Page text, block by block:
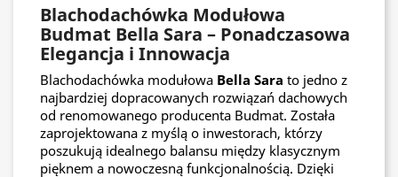
Blachodachówka Modułowa
Budmat Bella Sara – Ponadczasowa
Elegancja i Innowacja
Blachodachówka modułowa Bella Sara to jedno z
najbardziej dopracowanych rozwiązań dachowych
od renomowanego producenta Budmat. Została
zaprojektowana z myślą o inwestorach, którzy
poszukują idealnego balansu między klasycznym
pięknem a nowoczesną funkcjonalnością. Dzięki